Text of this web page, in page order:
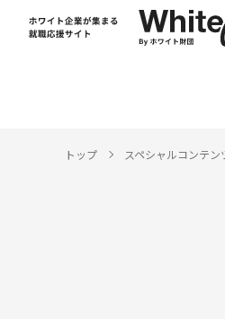
トップ スペシャルコンテン